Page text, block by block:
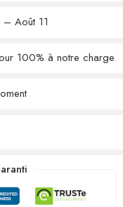
Août 11
100% à notre charge